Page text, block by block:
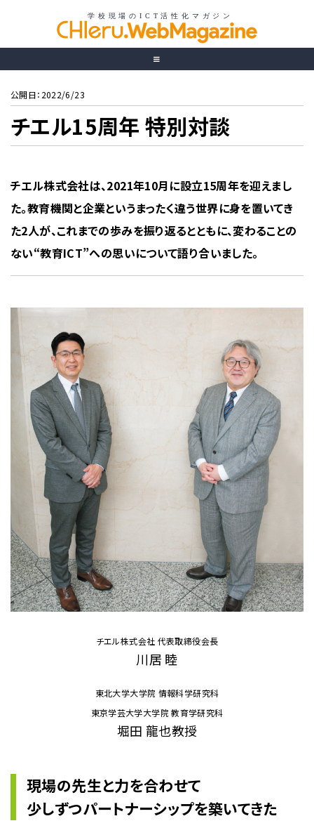
公開日：2022/6/23
チエル15周年 特別対談
チエル株式会社は、2021年10月に設立15周年を迎えまし
た。教育機関と企業というまったく違う世界に身を置いてき
た2人が、これまでの歩みを振り返るとともに、変わることの
ない“教育ICT”への思いについて語り合いました。
チエル株式会社 代表取締役会長
川居 睦
東北大学大学院 情報科学研究科
東京学芸大学大学院 教育学研究科
堀田 龍也教授
現場の先生と力を合わせて
少しずつパートナーシップを築いてきた